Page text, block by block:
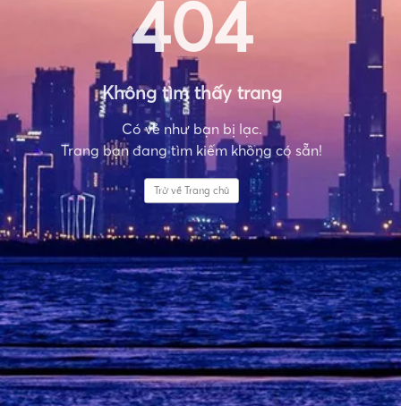
404
Không tìm thấy trang
Có vẻ như bạn bị lạc.
Trang bạn đang tìm kiếm không có sẵn!
Trở về Trang chủ